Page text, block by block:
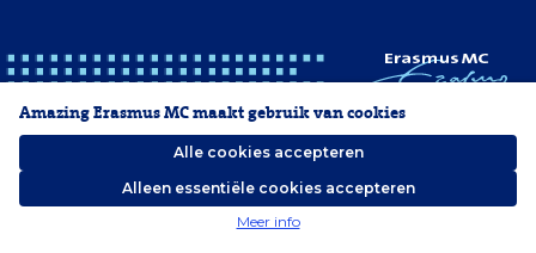
2026 Erasmus MC
Amazing Erasmus MC maakt gebruik van cookies
Alle cookies accepteren
Alleen essentiële cookies accepteren
Meer info